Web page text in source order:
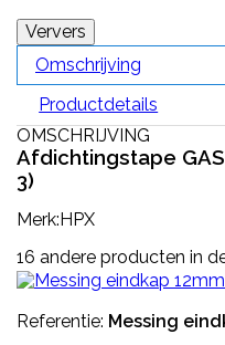
Omschrijving
Productdetails
OMSCHRIJVING
Afdichtingstape GAS
3)
Merk:HPX
16 andere producten in
Referentie: Messing